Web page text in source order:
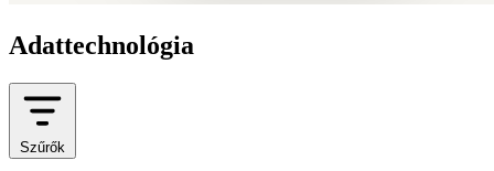
Adattechnológia
Szűrők